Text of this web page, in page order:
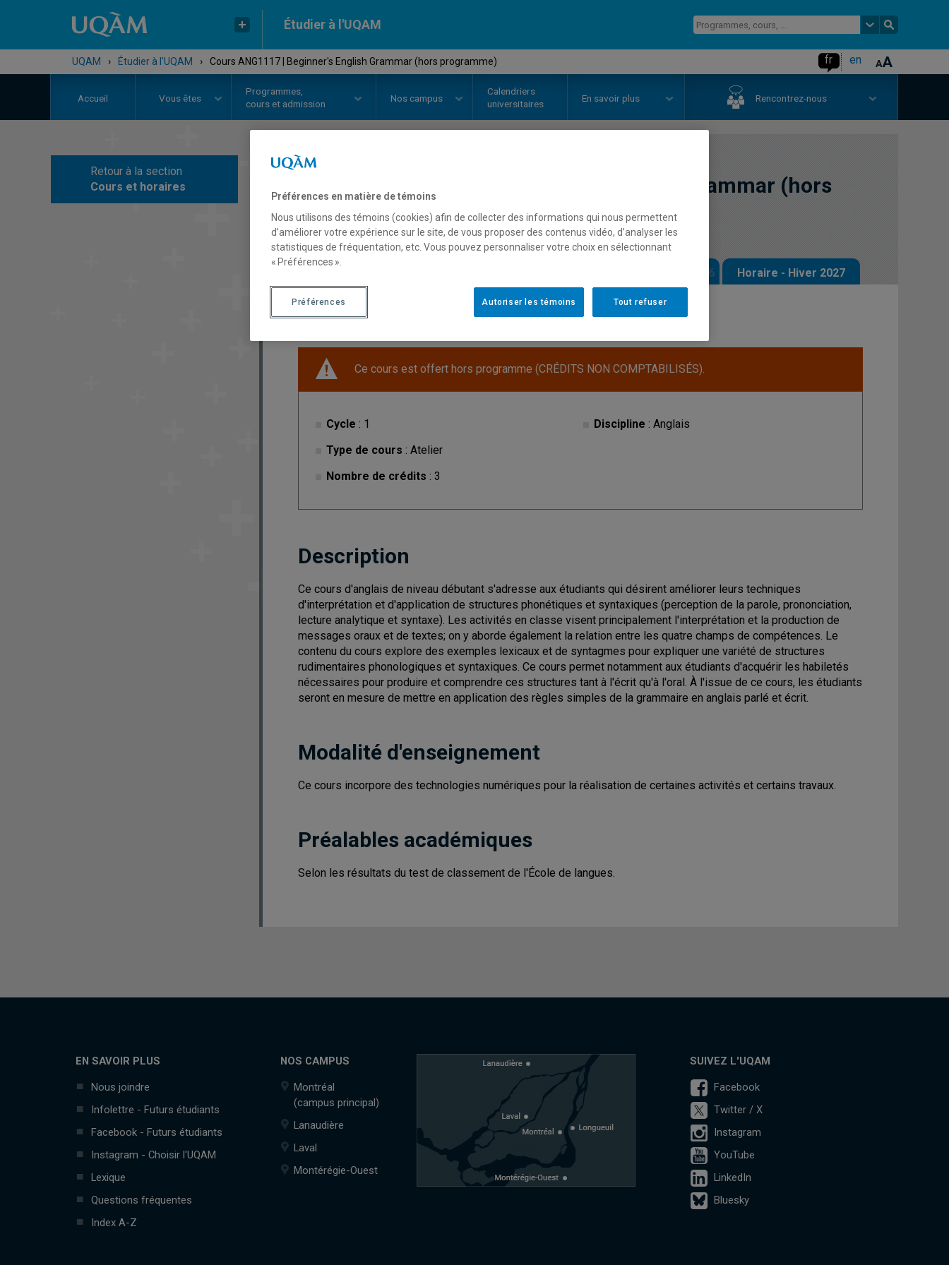
Étudier à l'UQAM
UQAM › Étudier à l'UQAM › Cours ANG1117 | Beginner's English Grammar (hors programme) fr en
Accueil Vous êtes
Programmes,
cours et admission
Nos campus
Calendriers
universitaires
En savoir plus Rencontrez-nous
Retour à la section
Cours et horaires
COURS ANG1117
Beginner's English Grammar (hors
programme)
Horaire - Automne 2026 Horaire - Hiver 2027
Ce cours est offert hors programme (CRÉDITS NON COMPTABILISÉS).
Cycle : 1
Type de cours : Atelier
Nombre de crédits : 3
Discipline : Anglais
Description
Ce cours d'anglais de niveau débutant s'adresse aux étudiants qui désirent améliorer leurs techniques
d'interprétation et d'application de structures phonétiques et syntaxiques (perception de la parole, prononciation,
lecture analytique et syntaxe). Les activités en classe visent principalement l'interprétation et la production de
messages oraux et de textes; on y aborde également la relation entre les quatre champs de compétences. Le
contenu du cours explore des exemples lexicaux et de syntagmes pour expliquer une variété de structures
rudimentaires phonologiques et syntaxiques. Ce cours permet notamment aux étudiants d'acquérir les habiletés
nécessaires pour produire et comprendre ces structures tant à l'écrit qu'à l'oral. À l'issue de ce cours, les étudiants
seront en mesure de mettre en application des règles simples de la grammaire en anglais parlé et écrit.
Modalité d'enseignement
Ce cours incorpore des technologies numériques pour la réalisation de certaines activités et certains travaux.
Préalables académiques
Selon les résultats du test de classement de l'École de langues.
EN SAVOIR PLUS
Nous joindre
Infolettre - Futurs étudiants
Facebook - Futurs étudiants
Instagram - Choisir l'UQAM
Lexique
Questions fréquentes
Index A-Z
NOS CAMPUS
Montréal
(campus principal)
Lanaudière
Laval
Montérégie-Ouest
SUIVEZ L'UQAM
Facebook
Twitter / X
Instagram
YouTube
LinkedIn
Bluesky
Préférences en matière de témoins
Nous utilisons des témoins (cookies) afin de collecter des informations qui nous permettent
d’améliorer votre expérience sur le site, de vous proposer des contenus vidéo, d’analyser les
statistiques de fréquentation, etc. Vous pouvez personnaliser votre choix en sélectionnant
« Préférences ».
Tout refuser
Autoriser les témoins
Préférences